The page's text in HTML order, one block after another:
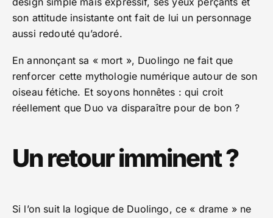
son attitude insistante ont fait de lui un personnage
aussi redouté qu’adoré.
En annonçant sa « mort », Duolingo ne fait que
renforcer cette mythologie numérique autour de son
oiseau fétiche. Et soyons honnêtes : qui croit
réellement que Duo va disparaître pour de bon ?
Un retour imminent ?
Si l’on suit la logique de Duolingo, ce « drame » ne